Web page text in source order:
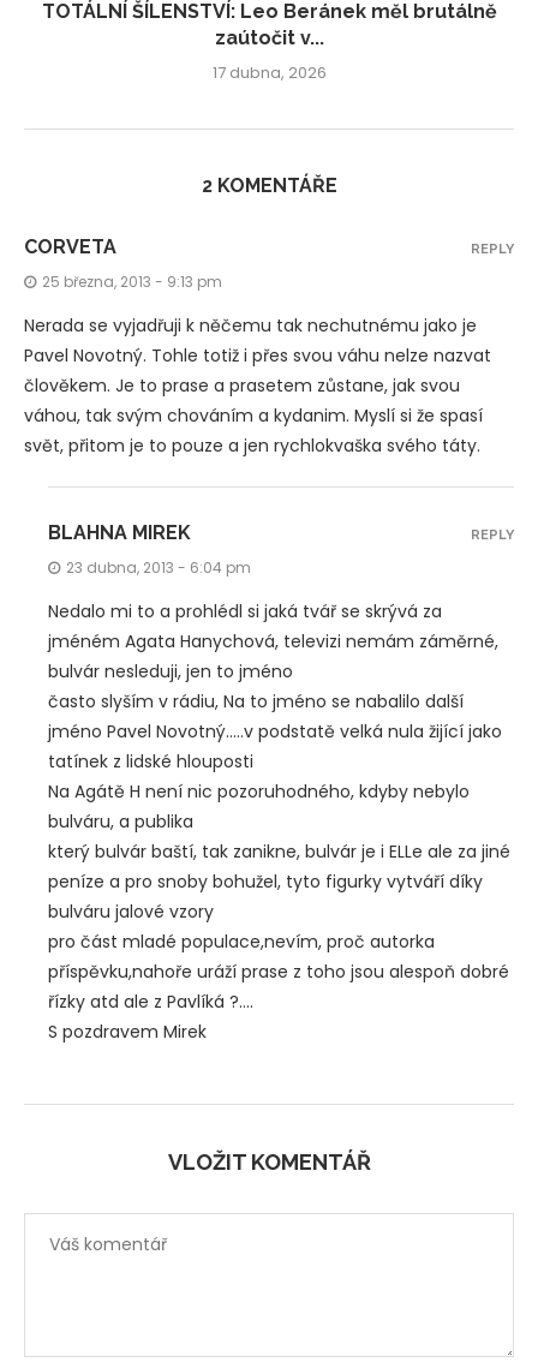
TOTÁLNÍ ŠÍLENSTVÍ: Leo Beránek měl brutálně
zaútočit v...
17 dubna, 2026
2 KOMENTÁŘE
CORVETA
25 března, 2013 - 9:13 pm
Nerada se vyjadřuji k něčemu tak nechutnému jako je
Pavel Novotný. Tohle totiž i přes svou váhu nelze nazvat
člověkem. Je to prase a prasetem zůstane, jak svou
váhou, tak svým chováním a kydanim. Myslí si že spasí
svět, přitom je to pouze a jen rychlokvaška svého táty.
REPLY
BLAHNA MIREK
23 dubna, 2013 - 6:04 pm
Nedalo mi to a prohlédl si jaká tvář se skrývá za
jméném Agata Hanychová, televizi nemám záměrné,
bulvár nesleduji, jen to jméno
často slyším v rádiu, Na to jméno se nabalilo další
jméno Pavel Novotný…..v podstatě velká nula žijící jako
tatínek z lidské hlouposti
Na Agátě H není nic pozoruhodného, kdyby nebylo
bulváru, a publika
který bulvár baští, tak zanikne, bulvár je i ELLe ale za jiné
peníze a pro snoby bohužel, tyto figurky vytváří díky
bulváru jalové vzory
pro část mladé populace,nevím, proč autorka
příspěvku,nahoře uráží prase z toho jsou alespoň dobré
řízky atd ale z Pavlíká ?….
S pozdravem Mirek
REPLY
VLOŽIT KOMENTÁŘ